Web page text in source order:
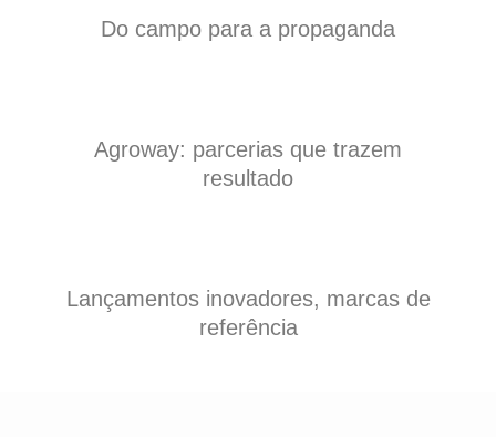
Do campo para a propaganda
Agroway: parcerias que trazem
resultado
Lançamentos inovadores, marcas de
referência